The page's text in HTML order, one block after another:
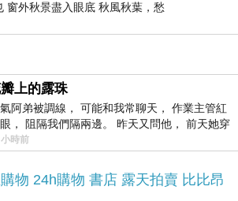
adidas】STAN SMITH CF
便宜划算，發現它真的很不錯!!
，品質有保障又有七天鑑
可以退貨也不用擔心買
窗外秋景盡入眼底 秋風秋葉，愁
上的露珠
阿弟被調線， 可能和我常聊天， 作業主管紅
， 阻隔我們隔兩邊。 昨天又問他， 前天她穿
顏色衣服， 不經
時前
物 24h購物 書店 露天拍賣 比比昂